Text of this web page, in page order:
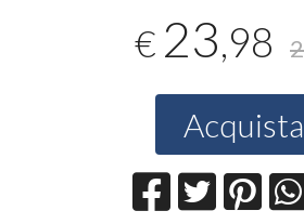
€ 23,98
Acquista